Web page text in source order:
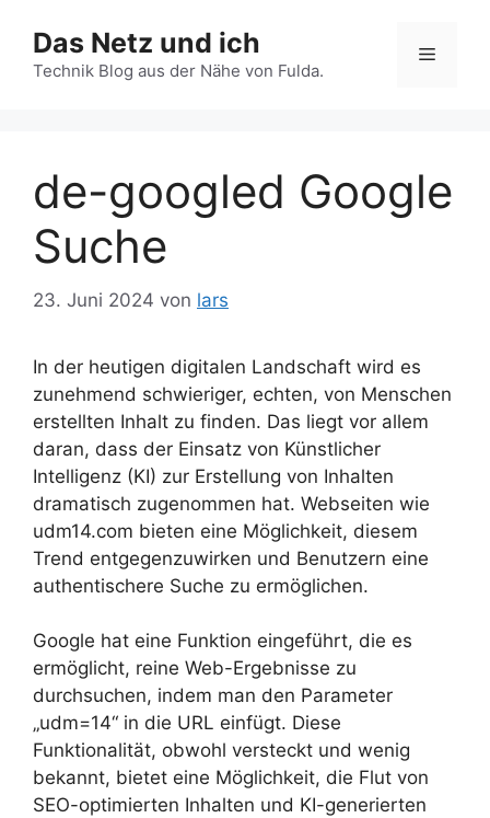
Inhalt
springen
Das Netz und ich
Technik Blog aus der Nähe von Fulda.
Menü
de-googled Google
Suche
23. Juni 2024 von lars
In der heutigen digitalen Landschaft wird es
zunehmend schwieriger, echten, von Menschen
erstellten Inhalt zu finden. Das liegt vor allem
daran, dass der Einsatz von Künstlicher
Intelligenz (KI) zur Erstellung von Inhalten
dramatisch zugenommen hat. Webseiten wie
udm14.com bieten eine Möglichkeit, diesem
Trend entgegenzuwirken und Benutzern eine
authentischere Suche zu ermöglichen.
Google hat eine Funktion eingeführt, die es
ermöglicht, reine Web-Ergebnisse zu
durchsuchen, indem man den Parameter
„udm=14“ in die URL einfügt. Diese
Funktionalität, obwohl versteckt und wenig
bekannt, bietet eine Möglichkeit, die Flut von
SEO-optimierten Inhalten und KI-generierten